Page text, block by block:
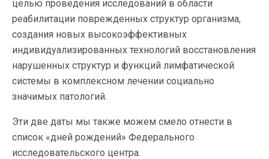
целью проведения исследований в области
реабилитации поврежденных структур организма,
создания новых высокоэффективных
индивидуализированных технологий восстановления
нарушенных структур и функций лимфатической
системы в комплексном лечении социально
значимых патологий.
Эти две даты мы также можем смело отнести в
список «дней рождений» Федерального
исследовательского центра.